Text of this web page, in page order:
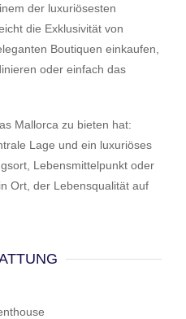
der luxuriösesten
die Exklusivität von
Boutiquen einkaufen,
oder einfach das
Mallorca zu bieten hat:
Lage und ein luxuriöses
Lebensmittelpunkt oder
Ort, der Lebensqualität auf